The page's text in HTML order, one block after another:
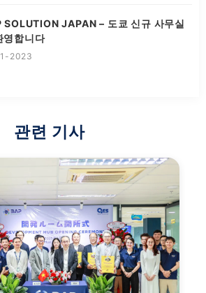
SOLUTION JAPAN – 도쿄 신규 사무실
영합니다
2023
관련 기사